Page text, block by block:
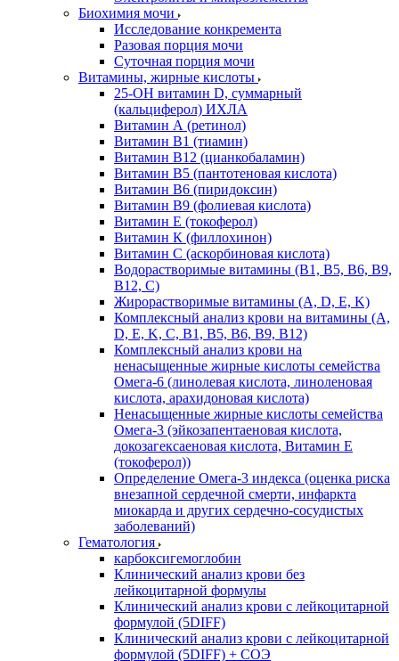
Биохимия мочи
Исследование конкремента
Разовая порция мочи
Суточная порция мочи
Витамины, жирные кислоты
25-OH витамин D, суммарный
(кальциферол) ИХЛА
Витамин А (ретинол)
Витамин В1 (тиамин)
Витамин В12 (цианкобаламин)
Витамин В5 (пантотеновая кислота)
Витамин В6 (пиридоксин)
Витамин В9 (фолиевая кислота)
Витамин Е (токоферол)
Витамин К (филлохинон)
Витамин С (аскорбиновая кислота)
Водорастворимые витамины (B1, B5, B6, В9,
В12, С)
Жирорастворимые витамины (A, D, E, K)
Комплексный анализ крови на витамины (A,
D, E, K, C, B1, B5, B6, В9, B12)
Комплексный анализ крови на
ненасыщенные жирные кислоты семейства
Омега-6 (линолевая кислота, линоленовая
кислота, арахидоновая кислота)
Ненасыщенные жирные кислоты семейства
Омега-3 (эйкозапентаеновая кислота,
докозагексаеновая кислота, Витамин E
(токоферол))
Определение Омега-3 индекса (оценка риска
внезапной сердечной смерти, инфаркта
миокарда и других сердечно-сосудистых
заболеваний)
Гематология
карбоксигемоглобин
Клинический анализ крови без
лейкоцитарной формулы
Клинический анализ крови с лейкоцитарной
формулой (5DIFF)
Клинический анализ крови с лейкоцитарной
формулой (5DIFF) + СОЭ